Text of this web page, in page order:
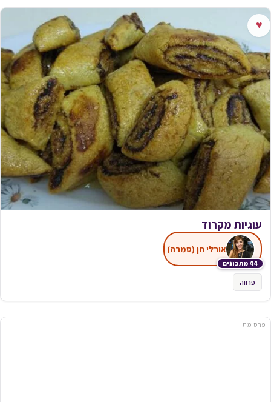
♥
עוגיות מקרוד
44 מתכונים
אורלי חן (סמרה)
פרווה
פרסומת